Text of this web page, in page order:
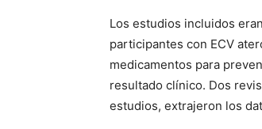
Los estudios incluidos
participantes con ECV
medicamentos para
resultado clínico. Dos
estudios, extrajeron los